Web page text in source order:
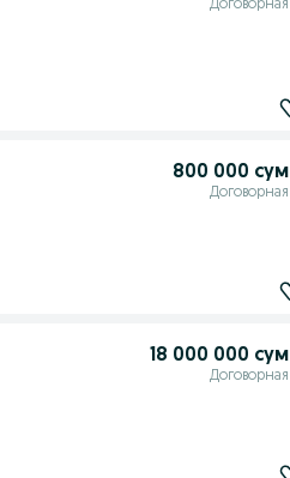
Договорная
800 000 сум
Договорная
18 000 000 сум
Договорная